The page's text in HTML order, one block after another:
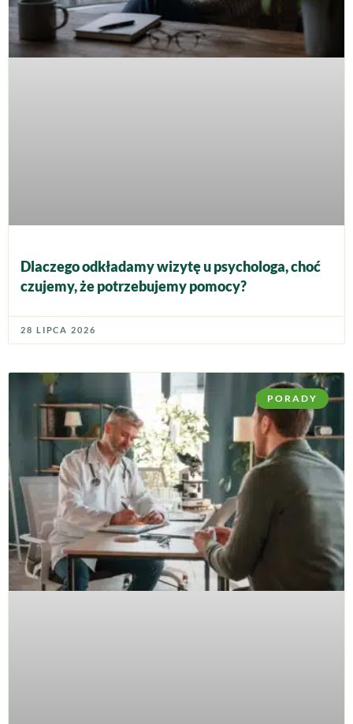
Dlaczego odkładamy wizytę u psychologa, choć
czujemy, że potrzebujemy pomocy?
28 LIPCA 2026
PORADY